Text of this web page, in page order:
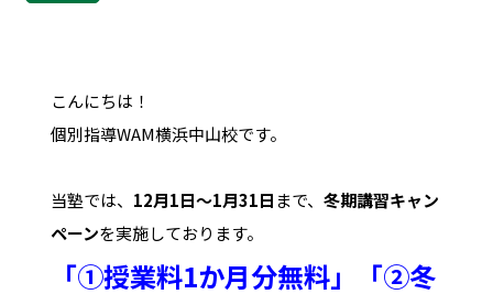
こんにちは！
個別指導WAM横浜中山校です。
当塾では、 12月1日～1月31日 まで、 冬期講習キャン
ペーンを実施しております。
「①授業料1か月分無料」「②冬